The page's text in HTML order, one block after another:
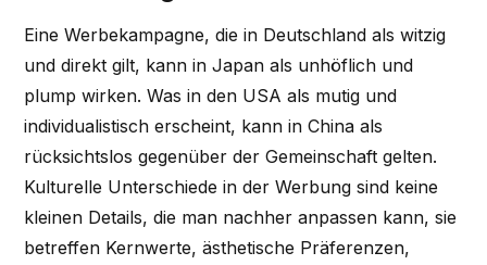
Eine Werbekampagne, die in Deutschland als witzig
und direkt gilt, kann in Japan als unhöflich und
plump wirken. Was in den USA als mutig und
individualistisch erscheint, kann in China als
rücksichtslos gegenüber der Gemeinschaft gelten.
Kulturelle Unterschiede in der Werbung sind keine
kleinen Details, die man nachher anpassen kann, sie
betreffen Kernwerte, ästhetische Präferenzen,